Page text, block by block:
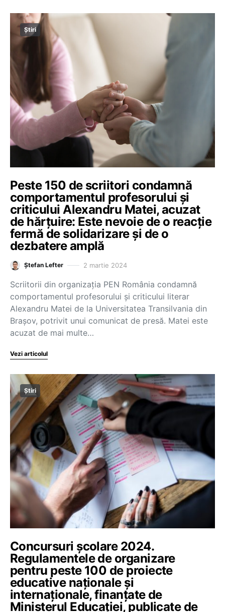
Știri
Peste 150 de scriitori condamnă
comportamentul profesorului și
criticului Alexandru Matei, acuzat
de hărțuire: Este nevoie de o reacție
fermă de solidarizare și de o
dezbatere amplă
Ștefan Lefter 2 martie 2024
Scriitorii din organizația PEN România condamnă
comportamentul profesorului și criticului literar
Alexandru Matei de la Universitatea Transilvania din
Brașov, potrivit unui comunicat de presă. Matei este
acuzat de mai multe…
Vezi articolul
Știri
Concursuri școlare 2024.
Regulamentele de organizare
pentru peste 100 de proiecte
educative naționale și
internaționale, finanțate de
Ministerul Educației, publicate de